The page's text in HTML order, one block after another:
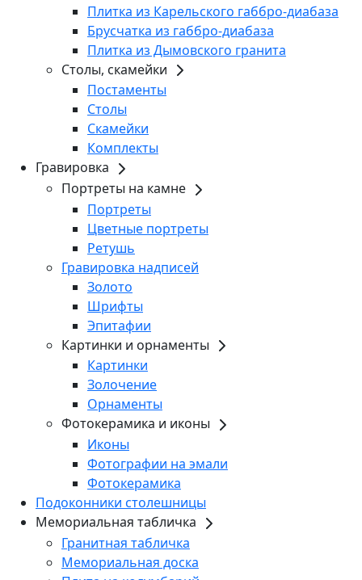
Плитка из Карельского габбро-диабаза
Брусчатка из габбро-диабаза
Плитка из Дымовского гранита
Столы, скамейки
Постаменты
Столы
Скамейки
Комплекты
Гравировка
Портреты на камне
Портреты
Цветные портреты
Ретушь
Гравировка надписей
Золото
Шрифты
Эпитафии
Картинки и орнаменты
Картинки
Золочение
Орнаменты
Фотокерамика и иконы
Иконы
Фотографии на эмали
Фотокерамика
Подоконники столешницы
Мемориальная табличка
Гранитная табличка
Мемориальная доска